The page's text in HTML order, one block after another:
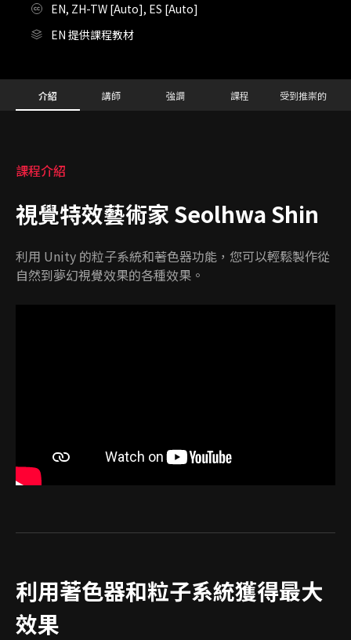
EN, ZH-TW [Auto], ES [Auto]
EN 提供課程教材
Details
Configuration Information Shortcuts
介紹 講師 強調 課程 受到推崇的
課程介紹
視覺特效藝術家 Seolhwa Shin
利用 Unity 的粒子系統和著色器功能，您可以輕鬆製作從
自然到夢幻視覺效果的各種效果。
利用著色器和粒子系統獲得最大
效果